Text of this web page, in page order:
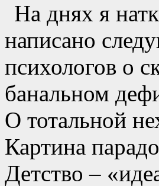
На днях я
написано
психологов о
банальном
О тотальной
Картина
Детство –